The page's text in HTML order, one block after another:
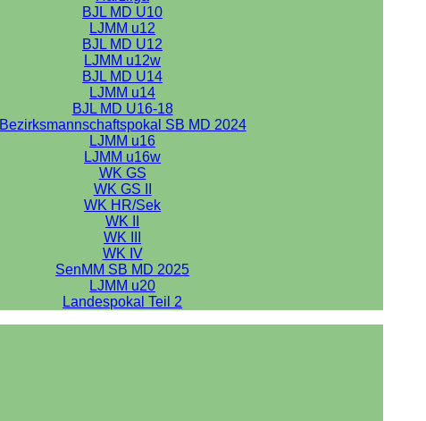
BJL MD U10
LJMM u12
BJL MD U12
LJMM u12w
BJL MD U14
LJMM u14
BJL MD U16-18
Bezirksmannschaftspokal SB MD 2024
LJMM u16
LJMM u16w
WK GS
WK GS II
WK HR/Sek
WK II
WK III
WK IV
SenMM SB MD 2025
LJMM u20
Landespokal Teil 2